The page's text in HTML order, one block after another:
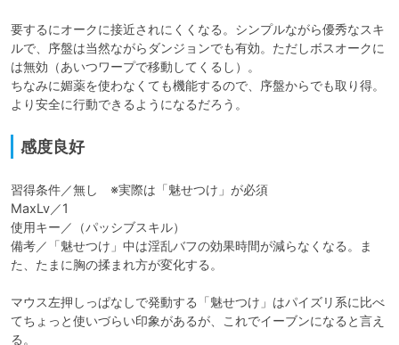
要するにオークに接近されにくくなる。シンプルながら優秀なスキ
ルで、序盤は当然ながらダンジョンでも有効。ただしボスオークに
は無効（あいつワープで移動してくるし）。
ちなみに媚薬を使わなくても機能するので、序盤からでも取り得。
より安全に行動できるようになるだろう。
感度良好
習得条件／無し　※実際は「魅せつけ」が必須
MaxLv／1
使用キー／（パッシブスキル）
備考／「魅せつけ」中は淫乱バフの効果時間が減らなくなる。ま
た、たまに胸の揉まれ方が変化する。
マウス左押しっぱなしで発動する「魅せつけ」はパイズリ系に比べ
てちょっと使いづらい印象があるが、これでイーブンになると言え
る。